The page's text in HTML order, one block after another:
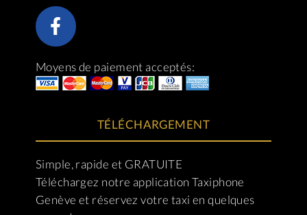
Moyens de paiement acceptés:
TÉLÉCHARGEMENT
Simple, rapide et GRATUITE
Téléchargez notre application Taxiphone
Genève et réservez votre taxi en quelques